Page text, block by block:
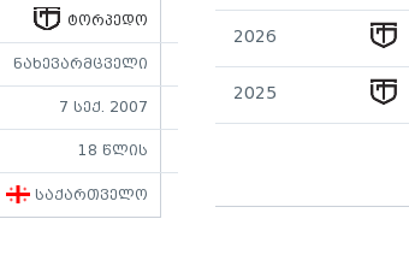
ტორპედო
ნახევარმცველი
7 სექ. 2007
18 წლის
საქართველო
2026
2025